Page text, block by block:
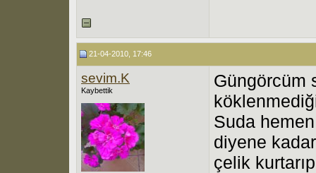
21-04-2010, 17:46
sevim.K
Kaybettik
Güngörcüm
Suda
diyene
çelik